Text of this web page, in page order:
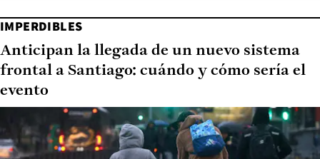
IMPERDIBLES
Anticipan la llegada de un nuevo sistema
frontal a Santiago: cuándo y cómo sería el
evento